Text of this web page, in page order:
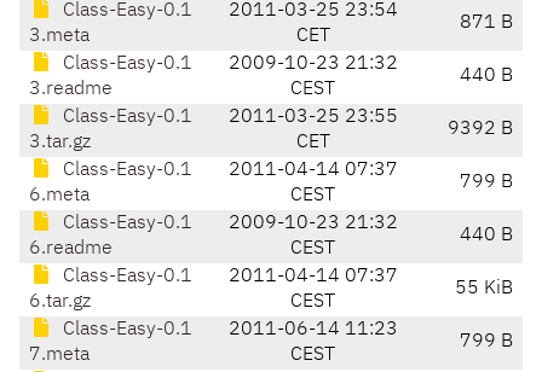
Class-Easy-0.1
3.meta
2011-03-25 23:54
CET
871 B
Class-Easy-0.1
3.readme
2009-10-23 21:32
CEST
440 B
Class-Easy-0.1
3.tar.gz
2011-03-25 23:55
CET
9392 B
Class-Easy-0.1
6.meta
2011-04-14 07:37
CEST
799 B
Class-Easy-0.1
6.readme
2009-10-23 21:32
CEST
440 B
Class-Easy-0.1
6.tar.gz
2011-04-14 07:37
CEST
55 KiB
Class-Easy-0.1
7.meta
2011-06-14 11:23
CEST
799 B